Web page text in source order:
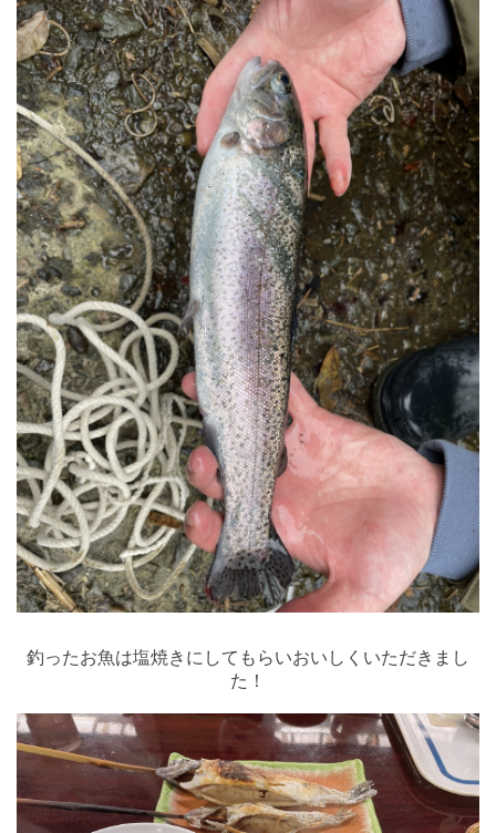
釣ったお魚は塩焼きにしてもらいおいしくいただきまし
た！